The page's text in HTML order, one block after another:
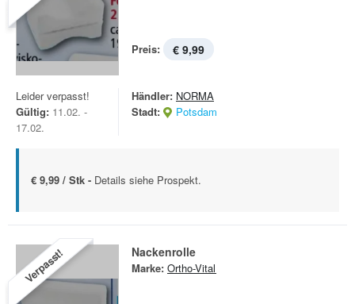
Preis: € 9,99
Leider verpasst!
Gültig: 11.02. -
17.02.
Händler: NORMA
Stadt:
Potsdam
€ 9,99 / Stk - Details siehe Prospekt.
Verpasst! Nackenrolle
Marke: Ortho-Vital